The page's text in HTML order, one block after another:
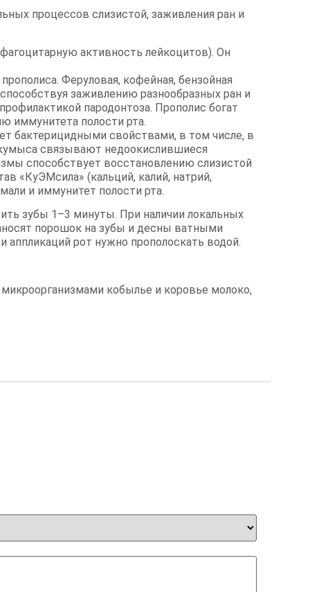
процессов слизистой, заживления ран и
активность лейкоцитов). Он
Феруловая, кофейная, бензойная
заживлению разнообразных ран и
пародонтоза. Прополис богат
иммунитета полости рта.
бактерицидными свойствами, в том числе, в
связывают недоокислившиеся
способствует восстановлению слизистой
«КуЭМсила» (кальций, калий, натрий,
и иммунитет полости рта.
зубы 1–3 минуты. При наличии локальных
порошок на зубы и десны ватными
рот нужно прополоскать водой.
кобылье и коровье молоко,